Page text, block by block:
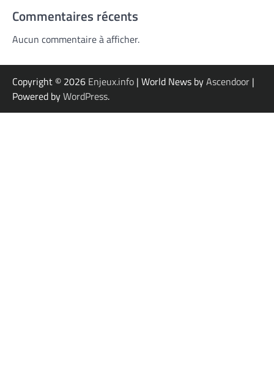
Commentaires récents
Aucun commentaire à afficher.
Copyright © 2026 Enjeux.info | World News byAscendoor |
Powered byWordPress.